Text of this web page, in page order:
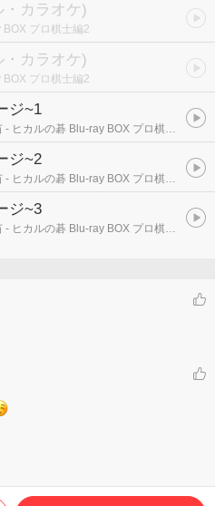
カラオケ)
プロ棋士編2
・カラオケ)
プロ棋士編2
ジ~1
- ヒカルの碁 Blu-ray BOX プロ棋士編2
ジ~2
- ヒカルの碁 Blu-ray BOX プロ棋士編2
ジ~3
- ヒカルの碁 Blu-ray BOX プロ棋士編2